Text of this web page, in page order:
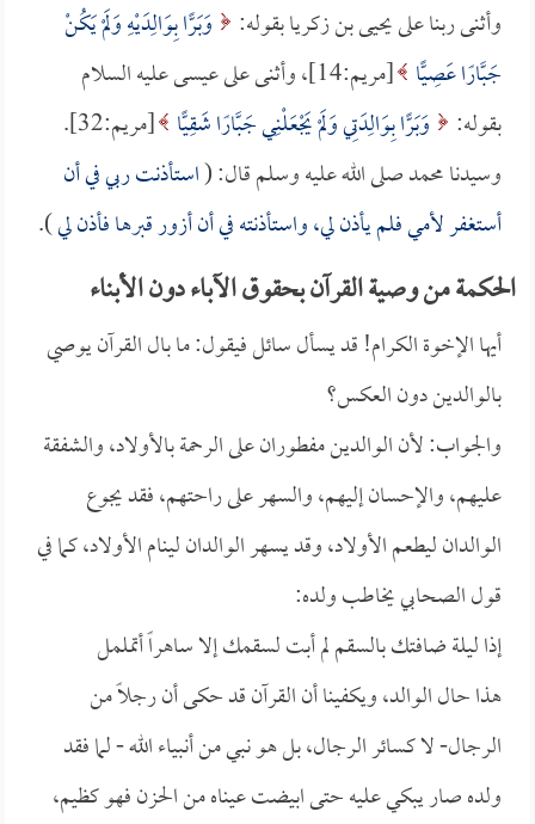
وأثنى ربنا على يحيى بن زكريا بقوله:
وَبَرًّا بِوَالِدَيْهِ وَلَمْ يَكُنْ
جَبَّارًا عَصِيًّا
[مريم:14]، وأثنى على عيسى عليه السلام
بقوله:
وَبَرًّا بِوَالِدَتِي وَلَمْ يَجْعَلْنِي جَبَّارًا شَقِيًّا [مريم:32].
وسيدنا محمد صلى الله عليه وسلم قال: (استأذنت ربي في أن
أستغفر لأمي فلم يأذن لي، واستأذنته في أن أزور قبرها فأذن لي).
الحكمة من وصية القرآن بحقوق الآباء دون الأبناء
أيها الإخوة الكرام! قد يسأل سائل فيقول: ما بال القرآن يوصي
بالوالدين دون العكس؟
والجواب: لأن الوالدين مفطوران على الرحمة بالأولاد، والشفقة
عليهم، والإحسان إليهم، والسهر على راحتهم، فقد يجوع
الوالدان ليطعم الأولاد، وقد يسهر الوالدان لينام الأولاد، كما في
قول الصحابي يخاطب ولده:
إذا ليلة ضافتك بالسقم لم أبت لسقمك إلا ساهراً أتململ
هذا حال الوالد، ويكفينا أن القرآن قد حكى أن رجلاً من
الرجال- لا كسائر الرجال، بل هو نبي من أنبياء الله - لما فقد
ولده صار يبكي عليه حتى ابيضت عيناه من الحزن فهو كظيم،